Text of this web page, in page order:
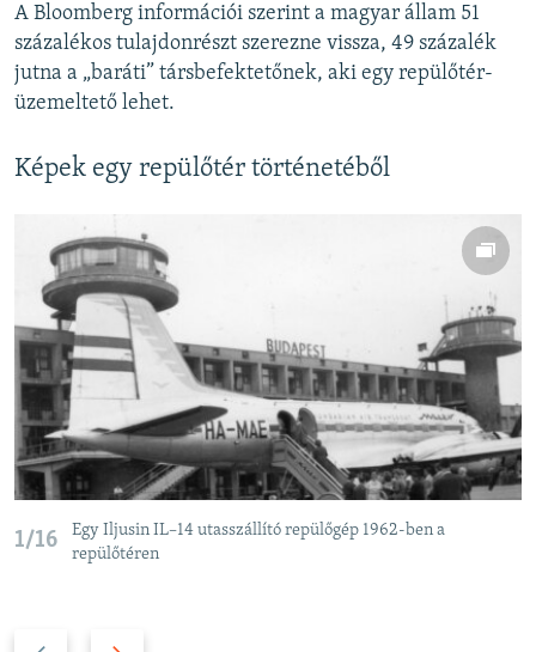
A Bloomberg információi szerint a magyar állam 51
százalékos tulajdonrészt szerezne vissza, 49 százalék
jutna a „baráti” társbefektetőnek, aki egy repülőtér-
üzemeltető lehet.
Képek egy repülőtér történetéből
1/16
Egy Iljusin IL–14 utasszállító repülőgép 1962-ben a
repülőtéren